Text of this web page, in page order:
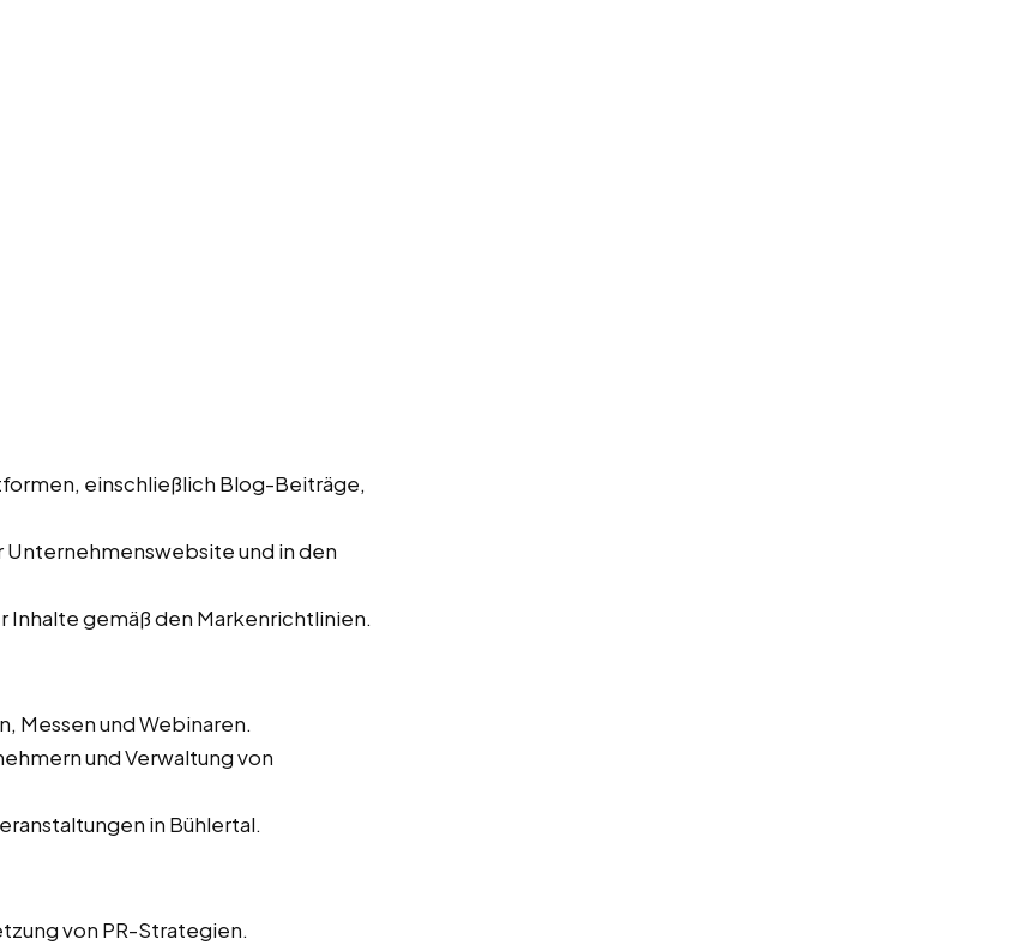
einschließlich Blog-Beiträge,
Unternehmenswebsite und in den
Inhalte gemäß den Markenrichtlinien.
Messen und Webinaren.
und Verwaltung von
in Bühlertal.
von PR-Strategien.